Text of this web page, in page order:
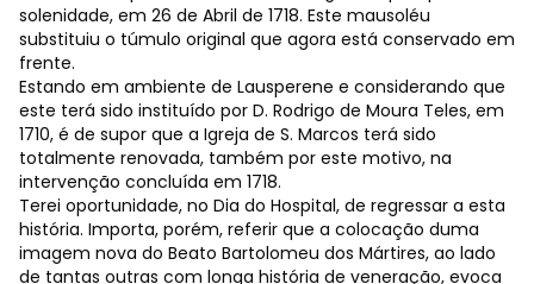
solenidade, em 26 de Abril de 1718. Este mausoléu
substituiu o túmulo original que agora está conservado em
frente.
Estando em ambiente de Lausperene e considerando que
este terá sido instituído por D. Rodrigo de Moura Teles, em
1710, é de supor que a Igreja de S. Marcos terá sido
totalmente renovada, também por este motivo, na
intervenção concluída em 1718.
Terei oportunidade, no Dia do Hospital, de regressar a esta
história. Importa, porém, referir que a colocação duma
imagem nova do Beato Bartolomeu dos Mártires, ao lado
de tantas outras com longa história de veneração, evoca